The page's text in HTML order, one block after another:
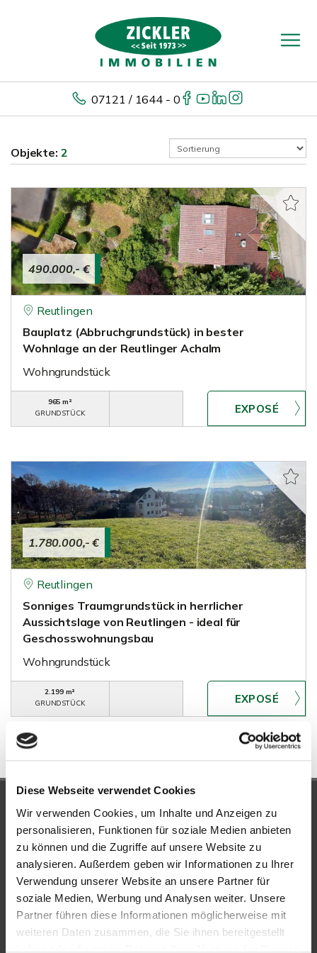
Diese Webseite verwendet Cookies
Wir verwenden Cookies, um Inhalte und Anzeigen zu
personalisieren, Funktionen für soziale Medien anbieten
zu können und die Zugriffe auf unsere Website zu
analysieren. Außerdem geben wir Informationen zu Ihrer
Verwendung unserer Website an unsere Partner für
soziale Medien, Werbung und Analysen weiter. Unsere
Partner führen diese Informationen möglicherweise mit
weiteren Daten zusammen, die Sie ihnen bereitgestellt
haben oder die sie im Rahmen Ihrer Nutzung der Dienste
07121 / 1644 - 0
Objekte: 2
490.000,- €
Reutlingen
Bauplatz (Abbruchgrundstück) in bester
Wohnlage an der Reutlinger Achalm
Wohngrundstück
965 m²
GRUNDSTÜCK
1.780.000,- €
Reutlingen
Sonniges Traumgrundstück in herrlicher
Aussichtslage von Reutlingen - ideal für
Geschosswohnungsbau
Wohngrundstück
2.199 m²
GRUNDSTÜCK
UNSERE PARTNER &
AUSZEICHNUNGEN